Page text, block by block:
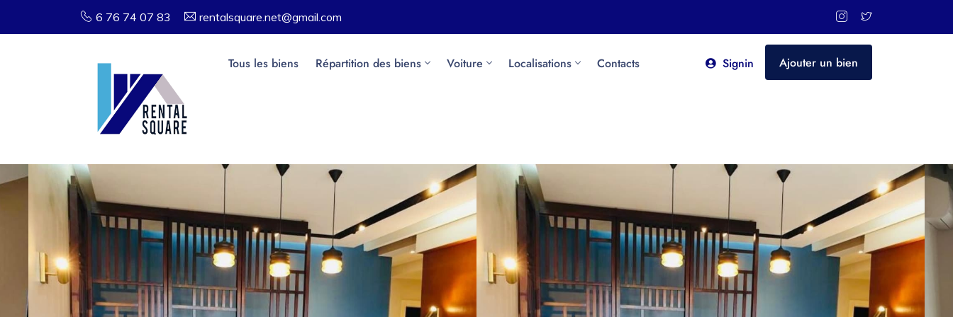
6 76 74 07 83 rentalsquare.net@gmail.com
Tous les biens Répartition des biens Voiture Localisations Contacts Signin Ajouter un bien